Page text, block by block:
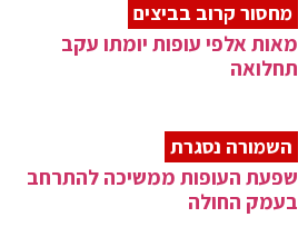
מחסור קרוב בביצים
מאות אלפי עופות יומתו עקב
תחלואה
השמורה נסגרת
שפעת העופות ממשיכה להתרחב
בעמק החולה